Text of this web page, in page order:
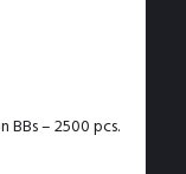
BBs – 2500 pcs.